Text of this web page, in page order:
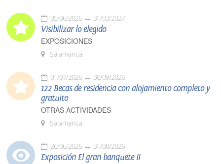
05/06/2026 31/03/2027
Visibilizar lo elegido
EXPOSICIONES
Salamanca
01/07/2026 30/09/2026
122 Becas de residencia con alojamiento completo y
gratuito
OTRAS ACTIVIDADES
Salamanca
26/06/2026 31/08/2026
Exposición El gran banquete II